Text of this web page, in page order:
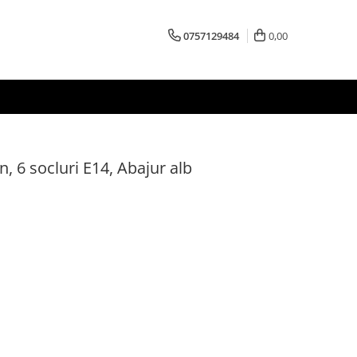
0757129484 0,00
6 socluri E14, Abajur alb